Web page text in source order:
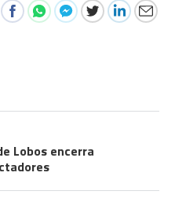
Lobos encerra